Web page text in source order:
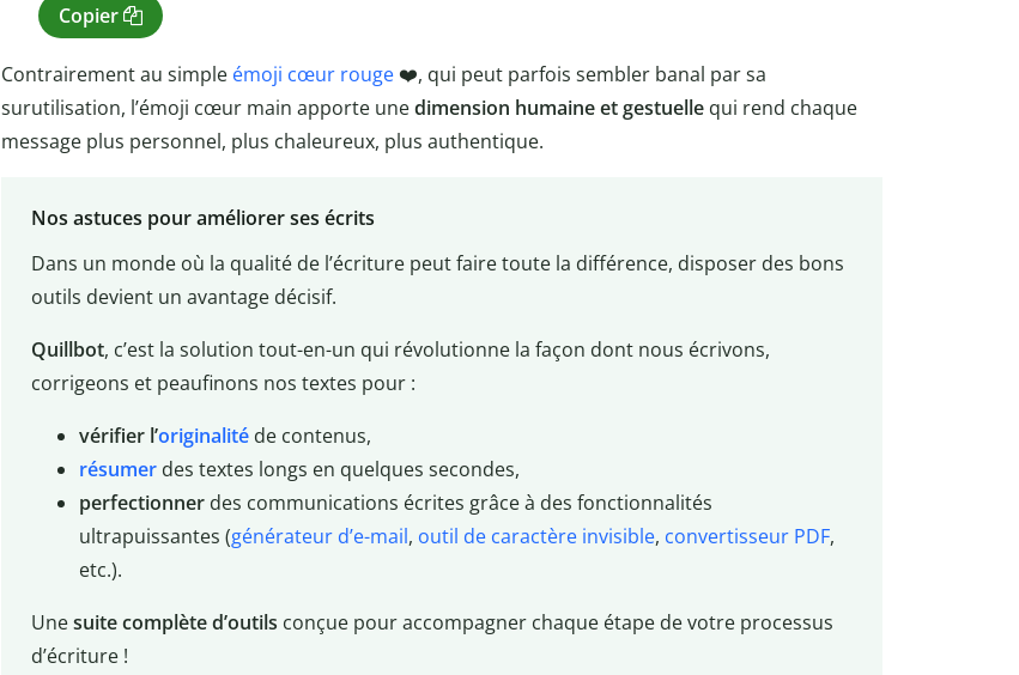
Copier
Contrairement au simple émoji cœur rouge ❤️, qui peut parfois sembler banal par sa
surutilisation, l’émoji cœur main apporte unedimension humaine et gestuelle qui rend chaque
message plus personnel, plus chaleureux, plus authentique.
Nos astuces pour améliorer ses écrits
Dans un monde où la qualité de l’écriture peut faire toute la différence, disposer des bons
outils devient un avantage décisif.
Quillbot, c’est la solution tout-en-un qui révolutionne la façon dont nous écrivons,
corrigeons et peaufinons nos textes pour :
vérifier l’originalitéde contenus,
résumerdes textes longs en quelques secondes,
perfectionnerdes communications écrites grâce à des fonctionnalités
ultrapuissantes (générateur d’e-mail, outil de caractère invisible, convertisseur PDF,
etc.).
Unesuite complète d’outils conçue pour accompagner chaque étape de votre processus
d’écriture !